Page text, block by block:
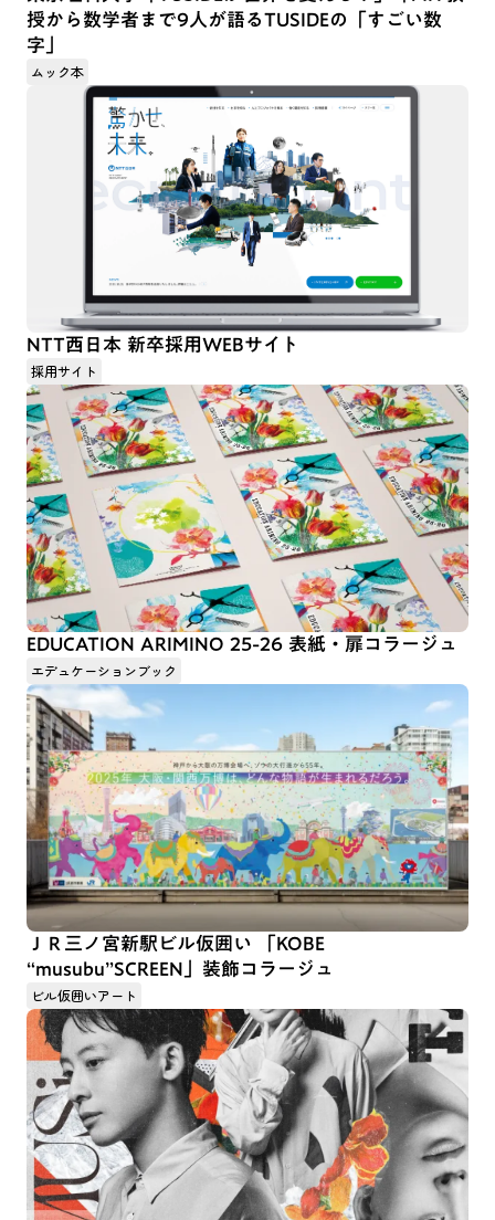
授から数学者まで9人が語るTUSIDEの「すごい数
字」
ムック本
NTT西日本 新卒採用WEBサイト
採用サイト
EDUCATION ARIMINO 25-26 表紙・扉コラージュ
エデュケーションブック
ＪＲ三ノ宮新駅ビル仮囲い 「KOBE
“musubu”SCREEN」装飾コラージュ
ビル仮囲いアート